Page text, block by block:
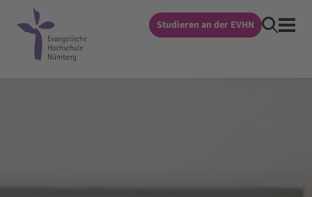
Studieren an der EVHN